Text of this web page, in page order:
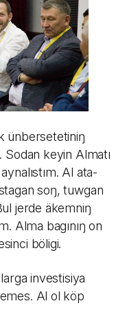
ünbersetetiniŋ
Sodan keyin Almatı
Al ata-
soŋ, tuwgan
jerde äkemniŋ
Alma bagınıŋ on
böligi.
investisiya
Al ol köp